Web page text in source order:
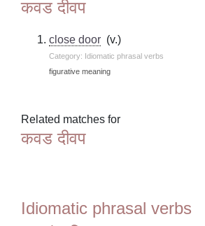
कवड दीवप
close door (v.)
Category: Idiomatic phrasal verbs
figurative meaning
Related matches for
कवड दीवप
Idiomatic phrasal verbs